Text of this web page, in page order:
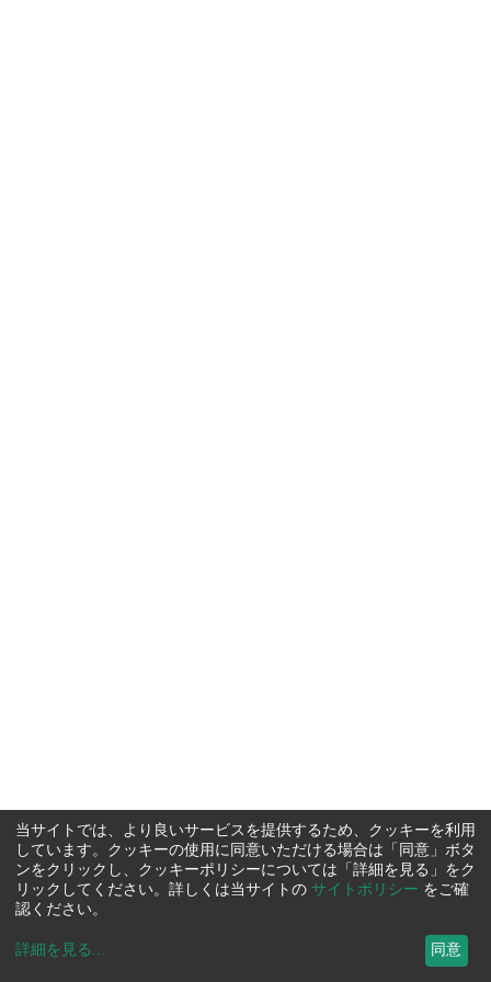
当サイトでは、より良いサービスを提供するため、クッキーを利用
しています。クッキーの使用に同意いただける場合は「同意」ボタ
ンをクリックし、クッキーポリシーについては「詳細を見る」をク
リックしてください。詳しくは当サイトの サイトポリシー をご確
認ください。
詳細を見る ... 同意